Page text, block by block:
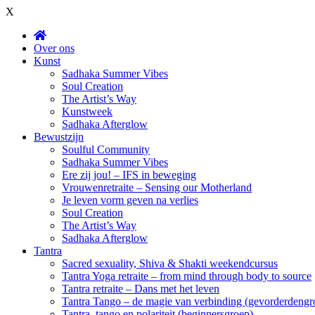
X
Over ons
Kunst
Sadhaka Summer Vibes
Soul Creation
The Artist’s Way
Kunstweek
Sadhaka Afterglow
Bewustzijn
Soulful Community
Sadhaka Summer Vibes
Ere zij jou! – IFS in beweging
Vrouwenretraite – Sensing our Motherland
Je leven vorm geven na verlies
Soul Creation
The Artist’s Way
Sadhaka Afterglow
Tantra
Sacred sexuality, Shiva & Shakti weekendcursus
Tantra Yoga retraite – from mind through body to source
Tantra retraite – Dans met het leven
Tantra Tango – de magie van verbinding